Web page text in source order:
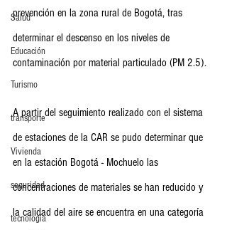
Salud
Educación
Turismo
transporte
Vivienda
seguridad
tecnología
prevención en la zona rural de Bogotá, tras
determinar el descenso en los niveles de
contaminación por material particulado (PM 2.5).
A partir del seguimiento realizado con el sistema
de estaciones de la CAR se pudo determinar que
en la estación Bogotá - Mochuelo las
concentraciones de materiales se han reducido y
la calidad del aire se encuentra en una categoría